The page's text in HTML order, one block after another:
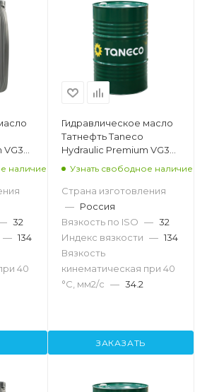
наличие
32
— 134
40
Гидравлическое масло
Татнефть Taneco
Hydraulic Premium VG32,
216.5л
Узнать свободное наличие
Страна изготовления
— Россия
Вязкость по ISO — 32
Индекс вязкости — 134
Вязкость
кинематическая при 40
°С, мм2/с — 34.2
ЗАКАЗАТЬ